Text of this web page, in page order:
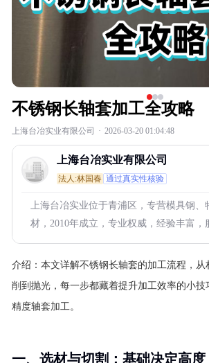
不锈钢长轴套加工全攻略
上海台冶实业有限公司 · 2026-03-20 01:04:48
上海台冶实业有限公司
法人:林国春 通过真实性核验
上海台冶实业位于青浦区，专营模具钢、
材，2010年成立，专业权威，经验丰富，
介绍： 本文详解不锈钢长轴套的加工流程，
削到抛光，每一步都藏着提升加工效率的小技
精度轴套加工。
一、选材与切割：基础决定高度